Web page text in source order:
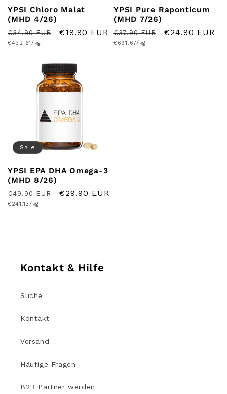
YPSI Chloro Malat
(MHD 4/26)
Normaler
Preis
€34.90 EUR Verkaufspreis
€19.90 EUR
Grundpreis
€432.61/kg
YPSI Pure Raponticum
(MHD 7/26)
Normaler
Preis
€37.90 EUR Verkaufspreis
€24.90 EUR
Grundpreis
€691.67/kg
Sale
YPSI EPA DHA Omega-3
(MHD 8/26)
Normaler
Preis
€49.90 EUR Verkaufspreis
€29.90 EUR
Grundpreis
€241.13/kg
Kontakt & Hilfe
Suche
Kontakt
Versand
Häufige Fragen
B2B Partner werden